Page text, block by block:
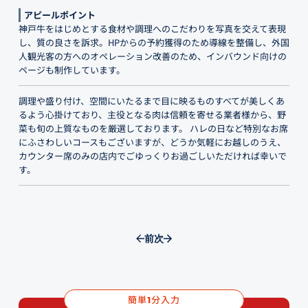
アピールポイント
神戸牛をはじめとする食材や調理へのこだわりを写真を交えて表現
し、質の良さを訴求。HPからの予約獲得のため導線を整備し、外国
人観光客の方へのオペレーション改善のため、インバウンド向けの
ページも制作しています。
調理や盛り付け、空間にいたるまで目に映るものすべてが美しくあ
るよう心掛けており、主役となる肉は信頼を寄せる業者様から、野
菜も旬の上質なものを厳選しております。 ハレの日など特別なお席
にふさわしいコースもございますが、どうか気軽にお越しのうえ、
カウンター席のみの店内でごゆっくりお過ごしいただければ幸いで
す。
前次
簡単1分入力